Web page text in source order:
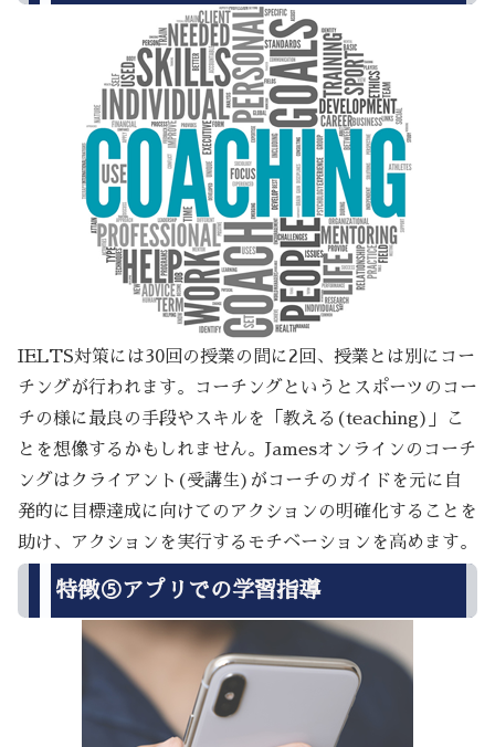
IELTS対策には30回の授業の間に2回、授業とは別にコー
チングが行われます。コーチングというとスポーツのコー
チの様に最良の手段やスキルを「教える(teaching)」こ
とを想像するかもしれません。Jamesオンラインのコーチ
ングはクライアント(受講生)がコーチのガイドを元に自
発的に目標達成に向けてのアクションの明確化することを
助け、アクションを実行するモチベーションを高めます。
特徴⑤アプリでの学習指導